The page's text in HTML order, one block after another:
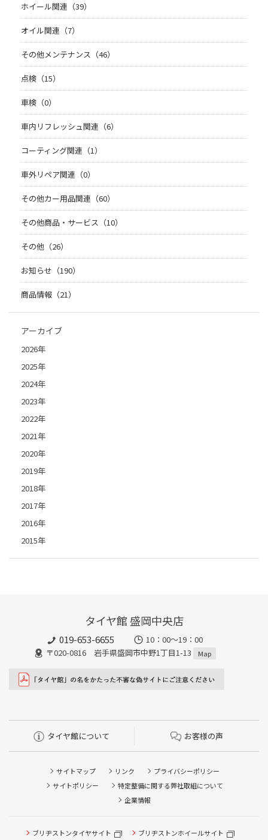
ホイール関連（39）
オイル関連（7）
その他メンテナンス（46）
点検（15）
車検（0）
車内リフレッシュ関連（6）
コーティング関連（1）
車外リペア関連（0）
その他カー用品関連（60）
その他商品・サービス（10）
その他（26）
お知らせ（190）
商品情報（21）
アーカイブ
2026年
2025年
2024年
2023年
2022年
2021年
2020年
2019年
2018年
2017年
2016年
2015年
タイヤ館 盛岡中央店
019-653-6655
10：00～19：00
〒020-0816 岩手県盛岡市中野1丁目1-13
Map
タイヤ館について お客様の声
サイトマップ リンク
プライバシーポリシー
サイトポリシー
特定整備に関する弊社取組について
企業情報
ブリヂストンタイヤサイト ブリヂストンホイールサイト